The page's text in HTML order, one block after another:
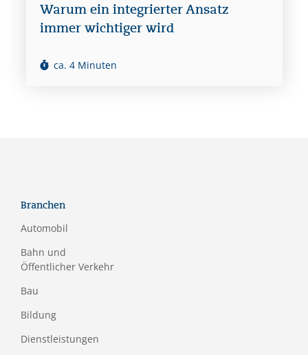
Warum ein integrierter Ansatz
immer wichtiger wird
ca. 4 Minuten
Branchen
Automobil
Bahn und
Öffentlicher Verkehr
Bau
Bildung
Dienstleistungen